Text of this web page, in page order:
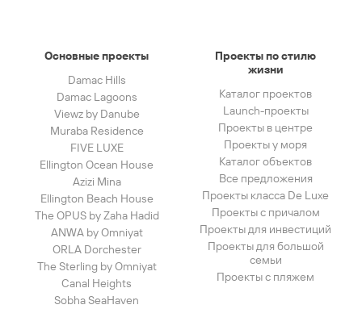
Основные проекты
Damac Hills
Damac Lagoons
Viewz by Danube
Muraba Residence
FIVE LUXE
Ellington Ocean House
Azizi Mina
Ellington Beach House
The OPUS by Zaha Hadid
ANWA by Omniyat
ORLA Dorchester
The Sterling by Omniyat
Canal Heights
Sobha SeaHaven
Проекты по стилю
жизни
Каталог проектов
Launch-проекты
Проекты в центре
Проекты у моря
Каталог объектов
Все предложения
Проекты класса De Luxe
Проекты с причалом
Проекты для инвестиций
Проекты для большой
семьи
Проекты с пляжем